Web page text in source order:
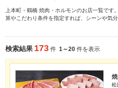
上本町・鶴橋 焼肉・ホルモンのお店一覧で
算やこだわり条件を指定すれば、シーンや気
や季節のおすす
検索結果 173 件 1～20 件を表示
松